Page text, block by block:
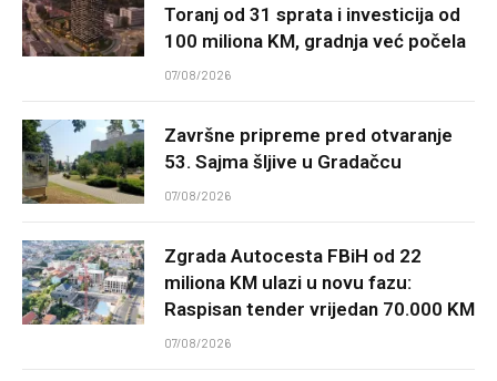
Toranj od 31 sprata i investicija od
100 miliona KM, gradnja već počela
07/08/2026
Završne pripreme pred otvaranje
53. Sajma šljive u Gradačcu
07/08/2026
Zgrada Autocesta FBiH od 22
miliona KM ulazi u novu fazu:
Raspisan tender vrijedan 70.000 KM
07/08/2026